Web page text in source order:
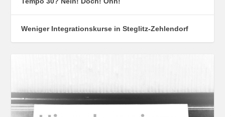
Weniger Integrationskurse in Steglitz-Zehlendorf